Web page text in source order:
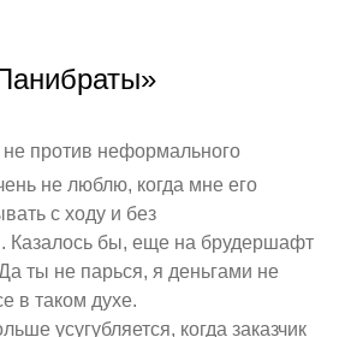
не против неформального
не люблю, когда мне его
с ходу и без
Казалось бы, еще на брудершафт
ты не парься, я деньгами не
в таком духе.
усугубляется, когда заказчик